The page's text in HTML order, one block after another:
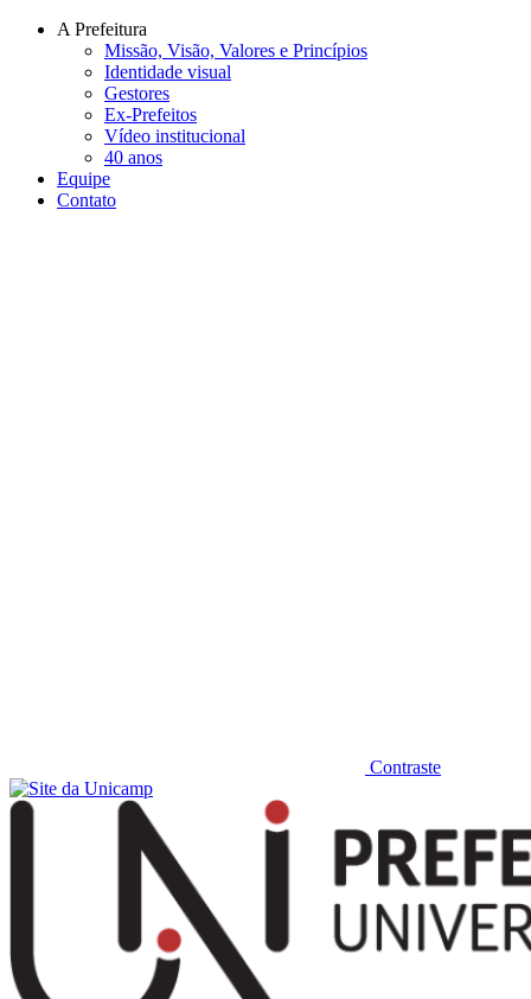
Conteúdo principal
A Prefeitura
Missão, Visão, Valores e Princípios
Identidade visual
Gestores
Ex-Prefeitos
Vídeo institucional
40 anos
Equipe
Contato
Contraste